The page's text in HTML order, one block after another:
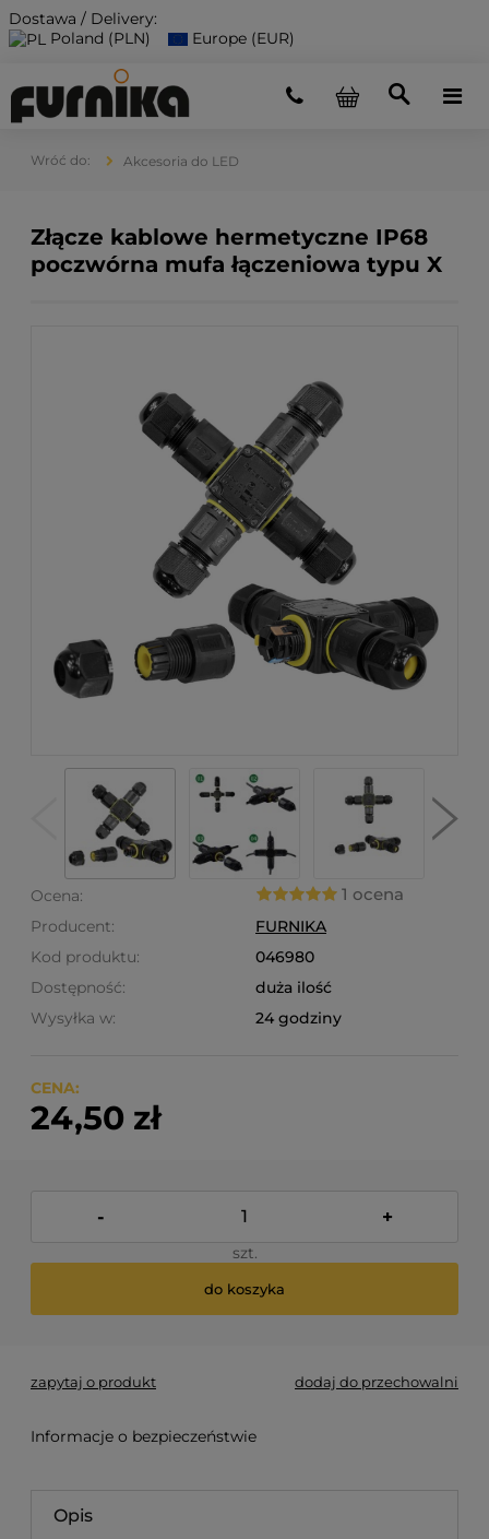
Dostawa / Delivery:
Poland (PLN)
Europe (EUR)
Akcesoria do LED
Złącze kablowe hermetyczne IP68
poczwórna mufa łączeniowa typu X
Ocena: 1 ocena
Producent:
FURNIKA
Kod produktu:
046980
Dostępność:
duża ilość
Wysyłka w:
24 godziny
CENA:
24,50 zł
- +
szt.
do koszyka
zapytaj o produkt dodaj do przechowalni
Informacje o bezpieczeństwie
Opis